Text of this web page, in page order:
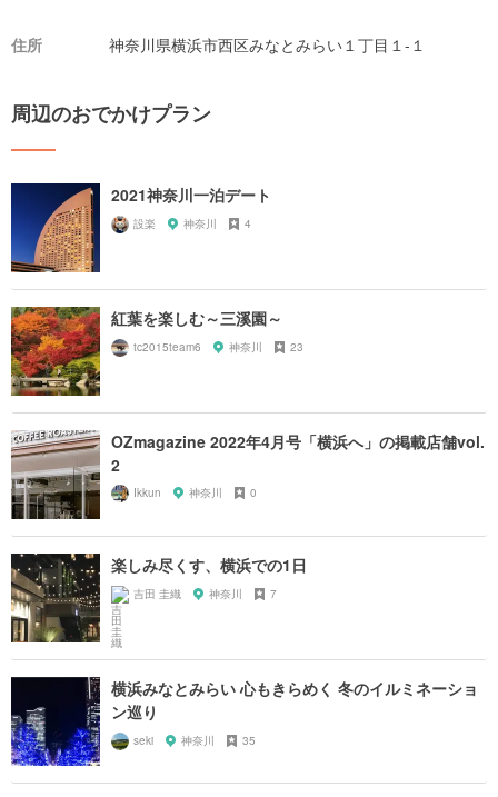
住所 神奈川県横浜市西区みなとみらい１丁目１-１
周辺のおでかけプラン
2021神奈川一泊デート
設楽 神奈川 4
紅葉を楽しむ～三溪園～
tc2015team6 神奈川 23
OZmagazine 2022年4月号「横浜へ」の掲載店舗vol.
2
Ikkun 神奈川 0
楽しみ尽くす、横浜での1日
吉田 圭織 神奈川 7
横浜みなとみらい 心もきらめく 冬のイルミネーショ
ン巡り
seki 神奈川 35